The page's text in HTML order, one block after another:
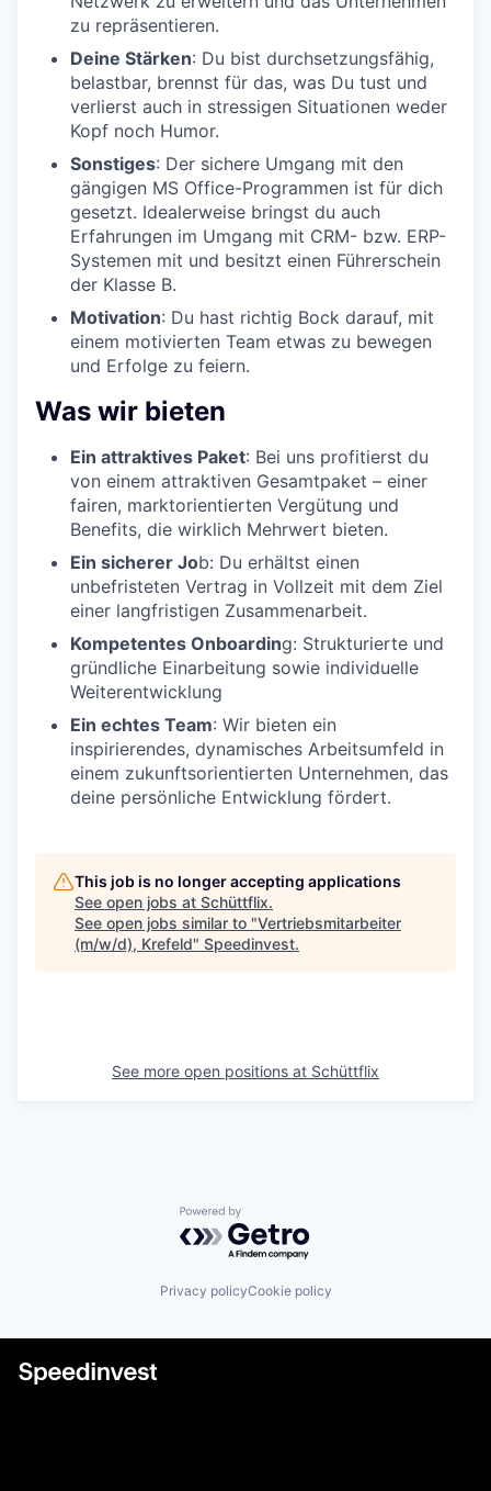
zu repräsentieren.
Deine Stärken: Du bist durchsetzungsfähig,
belastbar, brennst für das, was Du tust und
verlierst auch in stressigen Situationen weder
Kopf noch Humor.
Sonstiges: Der sichere Umgang mit den
gängigen MS Office-Programmen ist für dich
gesetzt. Idealerweise bringst du auch
Erfahrungen im Umgang mit CRM- bzw. ERP-
Systemen mit und besitzt einen Führerschein
der Klasse B.
Motivation: Du hast richtig Bock darauf, mit
einem motivierten Team etwas zu bewegen
und Erfolge zu feiern.
Was wir bieten
Ein attraktives Paket: Bei uns profitierst du
von einem attraktiven Gesamtpaket – einer
fairen, marktorientierten Vergütung und
Benefits, die wirklich Mehrwert bieten.
Ein sicherer Job: Du erhältst einen
unbefristeten Vertrag in Vollzeit mit dem Ziel
einer langfristigen Zusammenarbeit.
Kompetentes Onboarding: Strukturierte und
gründliche Einarbeitung sowie individuelle
Weiterentwicklung
Ein echtes Team: Wir bieten ein
inspirierendes, dynamisches Arbeitsumfeld in
einem zukunftsorientierten Unternehmen, das
deine persönliche Entwicklung fördert.
This job is no longer accepting applications
See open jobs at Schüttflix.
See open jobs similar to "Vertriebsmitarbeiter
(m/w/d), Krefeld" Speedinvest.
See more open positions at Schüttflix
Powered by Getro.com
Privacy policyCookie policy